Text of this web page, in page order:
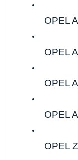
OPEL
OPEL
OPEL
OPEL
OPEL